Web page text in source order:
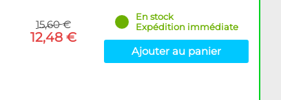
15,60 €
12,48 €
En stock
Expédition immédiate
Ajouter au panier